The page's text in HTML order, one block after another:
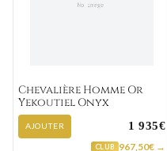
Chevalière Homme Or
Yekoutiel Onyx
AJOUTER 1 935€
CLUB 967,50€ →